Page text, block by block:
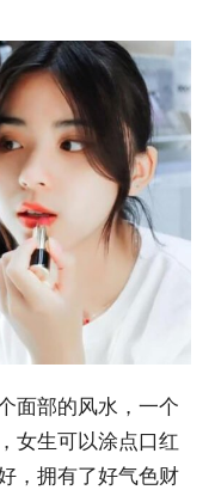
面部的风水，一个
女生可以涂点口红
，拥有了好气色财